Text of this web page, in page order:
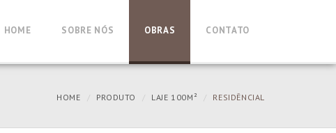
HOME SOBRE NÓS OBRAS CONTATO
HOME PRODUTO LAJE 100M² RESIDÊNCIAL